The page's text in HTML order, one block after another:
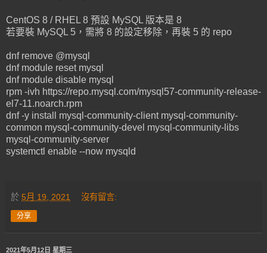
CentOS 8 / RHEL 8 預設 MySQL 版本是 8
若要裝 MySQL 5，需將 8 的設定移除，再裝 5 的 repo
dnf remove @mysql
dnf module reset mysql
dnf module disable mysql
rpm -ivh https://repo.mysql.com/mysql57-community-release-
el7-11.noarch.rpm
dnf -y install mysql-community-client mysql-community-
common mysql-community-devel mysql-community-libs
mysql-community-server
systemctl enable --now mysqld
於 5月 19, 2021 沒有留言:
分享
2021年5月12日 星期三